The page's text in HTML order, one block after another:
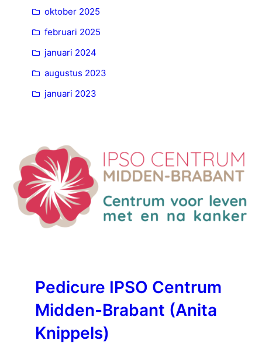
oktober 2025
februari 2025
januari 2024
augustus 2023
januari 2023
Pedicure IPSO Centrum
Midden-Brabant (Anita
Knippels)